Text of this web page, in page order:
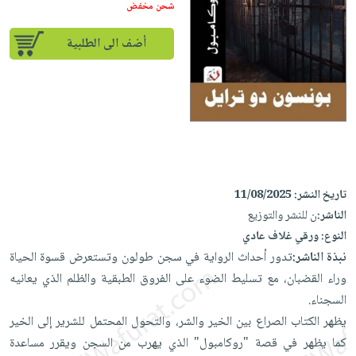
إختياراتنا
كتب
أكاديمية
صندوق
القراءة
iKitab
بلا
حدود
أسئلة
يتكرر
على
Android
تحميل
iKitab
على
Apple
أسئلة
يتكرر
طرحها
تحميل
masmu3
على
masmu3
على
Apple
المواضيع
الأكثر
مبيعاً
إختياراتنا
وسائل
القراءة
جوائز
تعليمية
الصحة
والعناية
الشخصية
جديد
العناية
الشخصية
العناية
وتصفيف
الشعر
العناية
بالجسم
المطبخ
والسفرة
جديد
الكل
أواني
الطهي
أدوات
متجر
الهدايا
أقسام
شحن مخفض
أضف الى الطلبية
تاريخ النشر:11/08/2025
الناشر:ن للنشر والتوزيع
النوع:ورقي غلاف عادي
نبذة الناشر:تدور أحداث الرواية في سجن طولون وتستعرض قسوة الحياة
وراء القضبان، مع تسليط الضوء على الفروق الطبقية والظلم الذي يعانيه
السجناء.
يظهر الكتاب الصراع بين الخير والشر، والتحول المحتمل للشرير إلى الخير
كما يظهر في قصة "روكامبول" الذي يهرب من السجن ويقرر مساعدة